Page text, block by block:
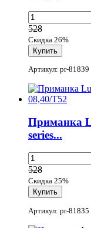
528
Скидка 26%
Артикул: pr-81839
Приманка
series...
528
Скидка 25%
Артикул: pr-81835